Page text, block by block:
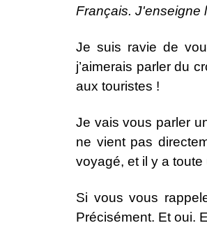
Français. J'enseigne
Je suis ravie de
j’aimerais parler du
aux touristes !
Je vais vous parler
ne vient pas
voyagé, et il y a
Si vous vous
Précisément. Et oui.